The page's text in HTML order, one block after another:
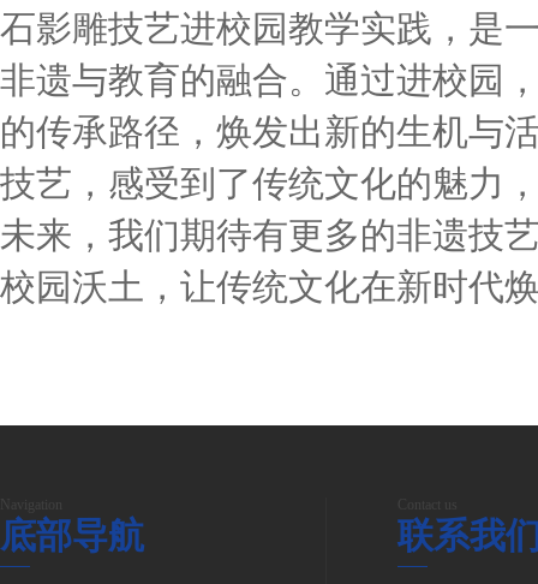
石影雕技艺进校园教学实践，是
非遗与教育的融合。通过进校园
的传承路径，焕发出新的生机与
技艺，感受到了传统文化的魅力
未来，我们期待有更多的非遗技
校园沃土，让传统文化在新时代
底部导航 联系我